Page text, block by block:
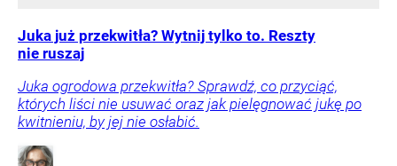
Juka już przekwitła? Wytnij tylko to. Reszty
nie ruszaj
Juka ogrodowa przekwitła? Sprawdź, co przyciąć,
których liści nie usuwać oraz jak pielęgnować jukę po
kwitnieniu, by jej nie osłabić.